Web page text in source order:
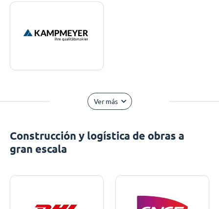
Ver más
Construcción y logística de obras a
gran escala